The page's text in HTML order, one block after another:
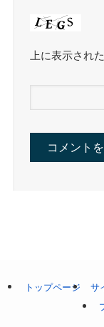
上に表示され
トップページ サ